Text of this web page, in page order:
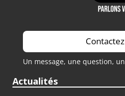
Un message, une question,
Actualités